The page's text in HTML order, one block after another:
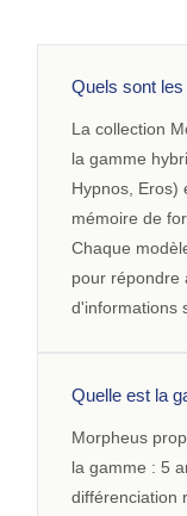
Quels sont
La collection
la gamme
Hypnos, Eros)
mémoire de
Chaque
pour répondre
d'informations
Quelle est la
Morpheus
la gamme : 5
différenciation